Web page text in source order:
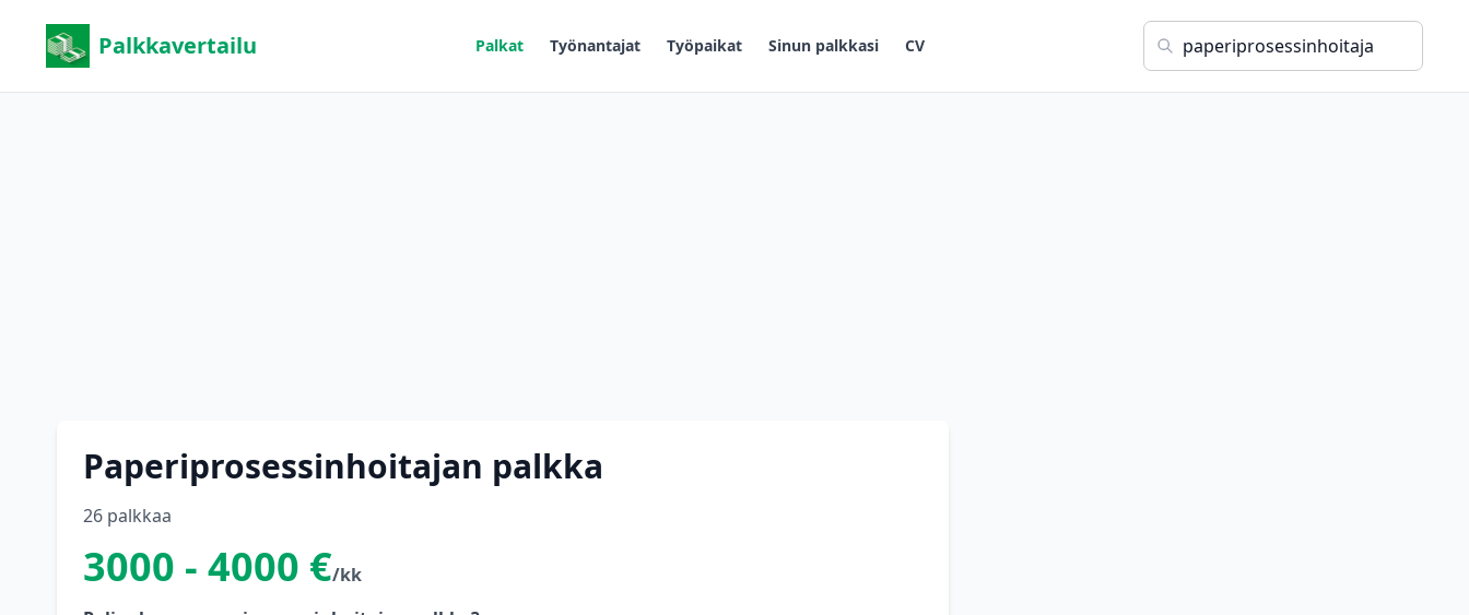
Palkkavertailu Palkat Työnantajat Työpaikat Sinun palkkasi CV
Paperiprosessinhoitajan palkka
26 palkkaa
3000 - 4000 €/kk